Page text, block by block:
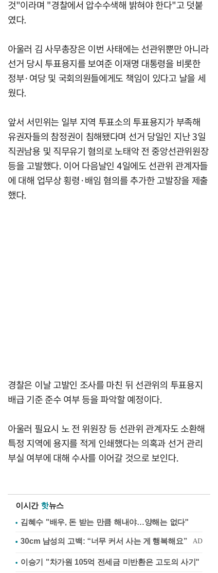
것"이라며 "경찰에서 압수수색해 밝혀야 한다"고 덧붙
였다.
아울러 김 사무총장은 이번 사태에는 선관위뿐만 아니라
선거 당시 투표용지를 보여준 이재명 대통령을 비롯한
정부·여당 및 국회의원들에게도 책임이 있다고 날을 세
웠다.
앞서 서민위는 일부 지역 투표소의 투표용지가 부족해
유권자들의 참정권이 침해됐다며 선거 당일인 지난 3일
직권남용 및 직무유기 혐의로 노태악 전 중앙선관위원장
등을 고발했다. 이어 다음날인 4일에도 선관위 관계자들
에 대해 업무상 횡령·배임 혐의를 추가한 고발장을 제출
했다.
경찰은 이날 고발인 조사를 마친 뒤 선관위의 투표용지
배급 기준 준수 여부 등을 파악할 예정이다.
아울러 필요시 노 전 위원장 등 선관위 관계자도 소환해
특정 지역에 용지를 적게 인쇄했다는 의혹과 선거 관리
부실 여부에 대해 수사를 이어갈 것으로 보인다.
이시간 핫뉴스
김혜수 "배우, 돈 받는 만큼 해내야…양해는 없다"
이승기 "차가원 105억 전세금 미반환은 고도의 사기"